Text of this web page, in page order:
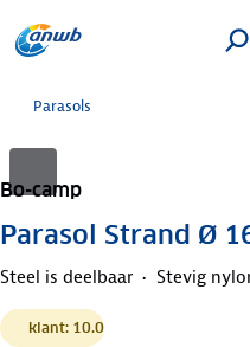
Parasols
Bo-camp
Parasol Strand Ø
Steel is deelbaar Stevig
klant: 10.0